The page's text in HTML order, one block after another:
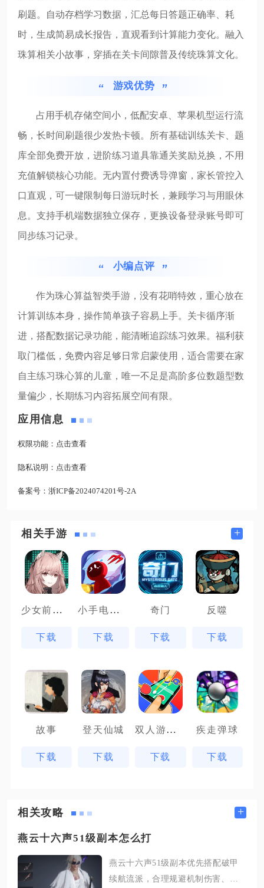
刷题。自动存档学习数据，汇总每日答题正确率、耗
时，生成简易成长报告，直观看到计算能力变化。融入
珠算相关小故事，穿插在关卡间隙普及传统珠算文化。
游戏优势
占用手机存储空间小，低配安卓、苹果机型运行流
畅，长时间刷题很少发热卡顿。所有基础训练关卡、题
库全部免费开放，进阶练习道具靠通关奖励兑换，不用
充值解锁核心功能。无内置付费诱导弹窗，家长管控入
口直观，可一键限制每日游玩时长，兼顾学习与用眼休
息。支持手机端数据独立保存，更换设备登录账号即可
同步练习记录。
小编点评
作为珠心算益智类手游，没有花哨特效，重心放在
计算训练本身，操作简单孩子容易上手。关卡循序渐
进，搭配数据记录功能，能清晰追踪练习效果。福利获
取门槛低，免费内容足够日常启蒙使用，适合需要在家
自主练习珠心算的儿童，唯一不足是高阶多位数题型数
量偏少，长期练习内容拓展空间有限。
应用信息
权限功能： 点击查看
隐私说明： 点击查看
备案号： 浙ICP备2024074201号-2A
相关手游 +
少女前线云图计划先锋服
下载
小手电大派对
下载
奇门
下载
反噬
下载
故事
下载
登天仙城
下载
双人游戏场
下载
疾走弹球
下载
相关攻略 +
燕云十六声51级副本怎么打
燕云十六声51级副本优先搭配破甲
续航流派，合理规避机制伤害、分